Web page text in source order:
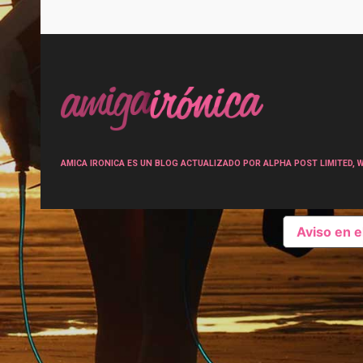
AMICA IRONICA ES UN BLOG ACTUALIZADO POR ALPHA POST
Aviso en